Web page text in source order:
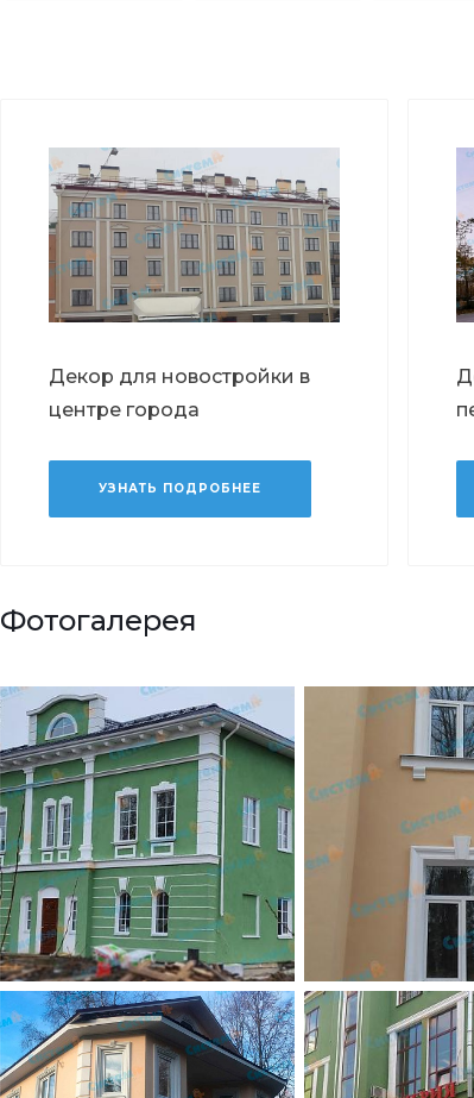
Декор для новостройки в
центре города
УЗНАТЬ ПОДРОБНЕЕ
Фотогалерея